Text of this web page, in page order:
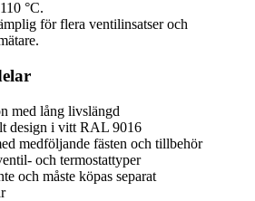
°C.
för flera ventilinsatser och
med lång livslängd
design i vitt RAL 9016
medföljande fästen och tillbehör
och termostattyper
och måste köpas separat